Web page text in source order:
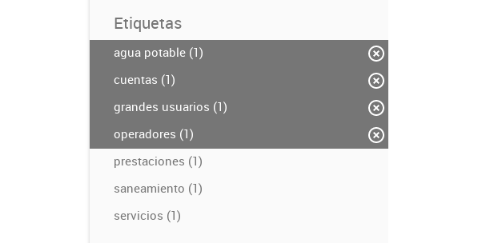
Etiquetas
agua potable (1)
cuentas (1)
grandes usuarios (1)
operadores (1)
prestaciones (1)
saneamiento (1)
servicios (1)